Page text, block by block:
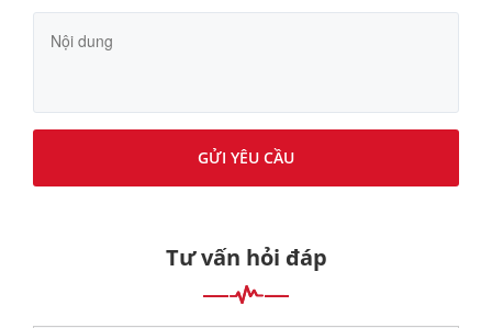
GỬI YÊU CẦU
Tư vấn hỏi đáp